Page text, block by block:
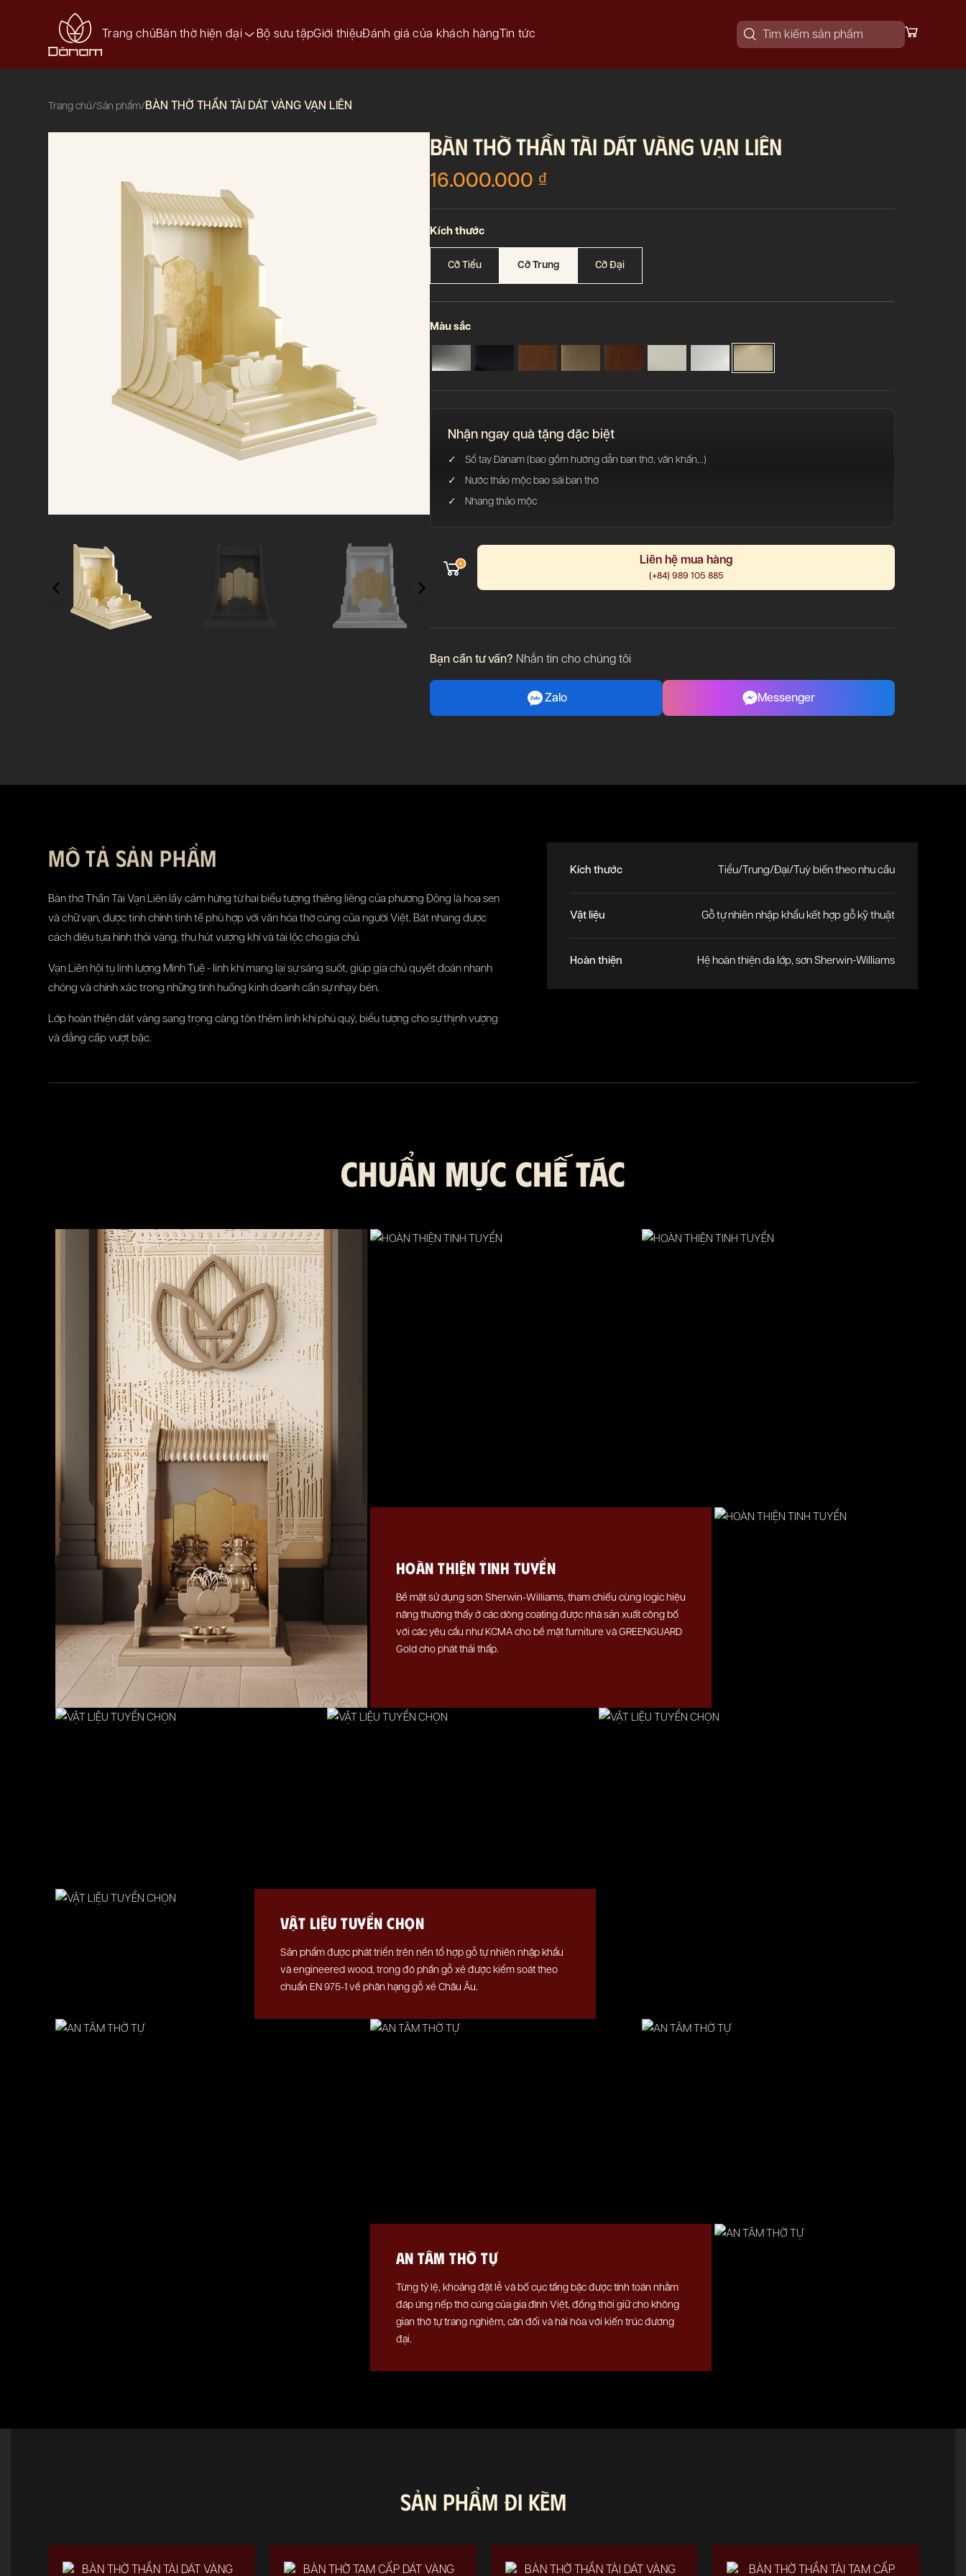
Trang chủBàn thờ hiện đại Bộ sưu tậpGiới thiệuĐánh giá của khách hàng Tin tức
Trang chủ/Sản phẩm/ BÀN THỜ THẦN TÀI DÁT VÀNG VẠN LIÊN
BÀN THỜ THẦN TÀI DÁT VÀNG VẠN LIÊN
16.000.000 ₫
Kích thước
Cỡ Tiểu Cỡ Trung Cỡ Đại
Màu sắc
Nhận ngay quà tặng đặc biệt
Sổ tay Dànam (bao gồm hướng dẫn ban thờ, văn khấn,..)
Nước thảo mộc bao sái ban thờ
Nhang thảo mộc
Liên hệ mua hàng
(+84) 989 105 885
Bạn cần tư vấn? Nhắn tin cho chúng tôi
Zalo Messenger
MÔ TẢ SẢN PHẨM
Bàn thờ Thần Tài Vạn Liên lấy cảm hứng từ hai biểu tượng thiêng liêng của phương Đông là hoa sen
và chữ vạn, được tinh chỉnh tinh tế phù hợp với văn hóa thờ cúng của người Việt. Bát nhang được
cách điệu tựa hình thỏi vàng, thu hút vượng khí và tài lộc cho gia chủ.
Vạn Liên hội tụ linh lượng Minh Tuệ - linh khí mang lại sự sáng suốt, giúp gia chủ quyết đoán nhanh
chóng và chính xác trong những tình huống kinh doanh cần sự nhạy bén.
Lớp hoàn thiện dát vàng sang trọng càng tôn thêm linh khí phú quý, biểu tượng cho sự thịnh vượng
và đẳng cấp vượt bậc.
Kích thước Tiểu/Trung/Đại/Tuỳ biến theo nhu cầu
Vật liệu Gỗ tự nhiên nhập khẩu kết hợp gỗ kỹ thuật
Hoàn thiện Hệ hoàn thiện đa lớp, sơn Sherwin-Williams
CHUẨN MỰC CHẾ TÁC
HOÀN THIỆN TINH TUYỂN
Bề mặt sử dụng sơn Sherwin-Williams, tham chiếu cùng logic hiệu
năng thường thấy ở các dòng coating được nhà sản xuất công bố
với các yêu cầu như KCMA cho bề mặt furniture và GREENGUARD
Gold cho phát thải thấp.
VẬT LIỆU TUYỂN CHỌN
Sản phẩm được phát triển trên nền tổ hợp gỗ tự nhiên nhập khẩu
và engineered wood, trong đó phần gỗ xẻ được kiểm soát theo
chuẩn EN 975-1 về phân hạng gỗ xẻ Châu Âu.
AN TÂM THỜ TỰ
Từng tỷ lệ, khoảng đặt lễ và bố cục tầng bậc được tính toán nhằm
đáp ứng nếp thờ cúng của gia đình Việt, đồng thời giữ cho không
gian thờ tự trang nghiêm, cân đối và hài hòa với kiến trúc đương
đại.
SẢN PHẨM ĐI KÈM